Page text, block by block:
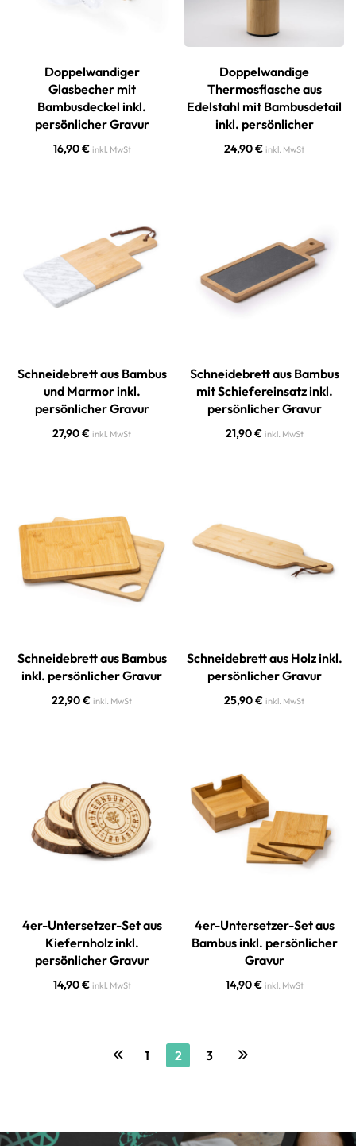
Doppelwandiger
Glasbecher mit
Bambusdeckel inkl.
persönlicher Gravur
16,90€ inkl. MwSt
Doppelwandige
Thermosflasche aus
Edelstahl mit Bambusdetail
inkl. persönlicher
24,90€ inkl. MwSt
Schneidebrett aus Bambus
und Marmor inkl.
persönlicher Gravur
27,90€ inkl. MwSt
Schneidebrett aus Bambus
mit Schiefereinsatz inkl.
persönlicher Gravur
21,90€ inkl. MwSt
Schneidebrett aus Bambus
inkl. persönlicher Gravur
22,90€ inkl. MwSt
Schneidebrett aus Holz inkl.
persönlicher Gravur
25,90€ inkl. MwSt
4er-Untersetzer-Set aus
Kiefernholz inkl.
persönlicher Gravur
14,90€ inkl. MwSt
4er-Untersetzer-Set aus
Bambus inkl. persönlicher
Gravur
14,90€ inkl. MwSt
1 2 3